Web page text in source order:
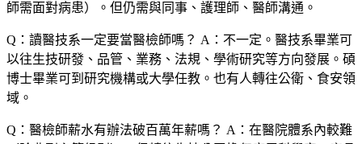
師需面對病患）。但仍需與同事、護理師、醫師溝通。
Q：讀醫技系一定要當醫檢師嗎？ A：不一定。醫技系畢業可
以往生技研發、品管、業務、法規、學術研究等方向發展。碩
博士畢業可到研究機構或大學任教。也有人轉往公衛、食安領
域。
Q：醫檢師薪水有辦法破百萬年薪嗎？ A：在醫院體系內較難